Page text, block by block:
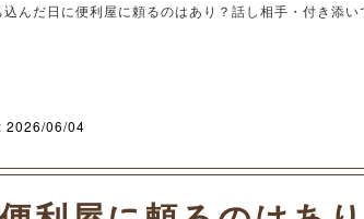
込んだ日に便利屋に頼るのはあり？話し相手・付き添い
2026/06/04